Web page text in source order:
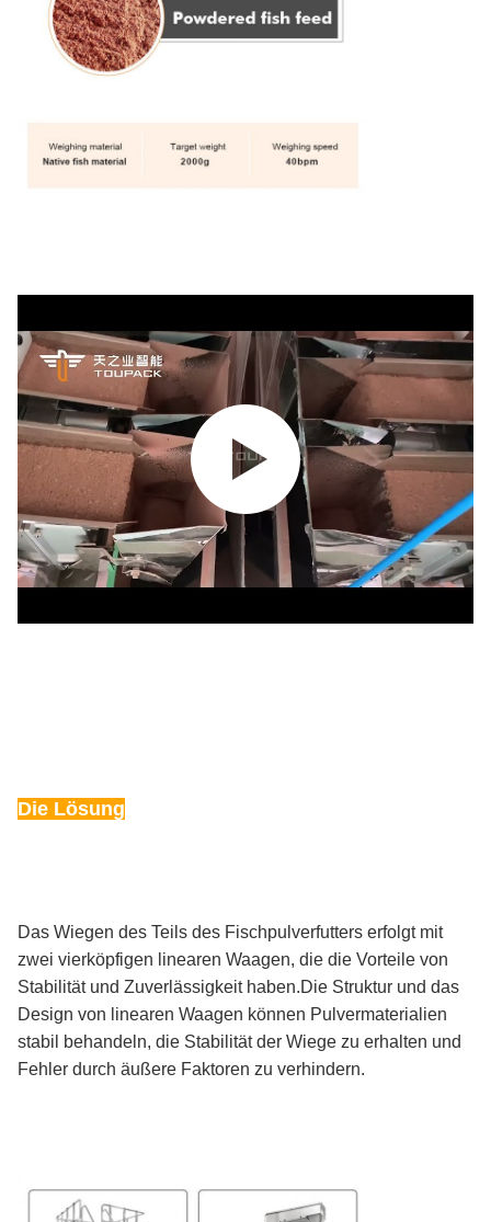
Die Lösung
Das Wiegen des Teils des Fischpulverfutters erfolgt mit
zwei vierköpfigen linearen Waagen, die die Vorteile von
Stabilität und Zuverlässigkeit haben.Die Struktur und das
Design von linearen Waagen können Pulvermaterialien
stabil behandeln, die Stabilität der Wiege zu erhalten und
Fehler durch äußere Faktoren zu verhindern.